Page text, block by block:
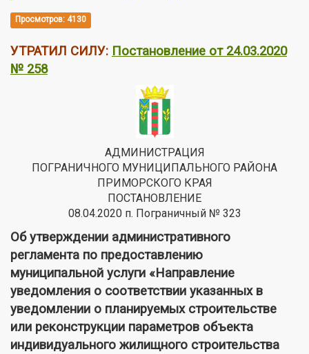
Просмотров: 4130
УТРАТИЛ СИЛУ: Постановление от 24.03.2020
№ 258
АДМИНИСТРАЦИЯ
ПОГРАНИЧНОГО МУНИЦИПАЛЬНОГО РАЙОНА
ПРИМОРСКОГО КРАЯ
ПОСТАНОВЛЕНИЕ
08.04.2020 п. Пограничный № 323
Об утверждении административного
регламента по предоставлению
муниципальной услуги «Направление
уведомления о соответствии указанных в
уведомлении о планируемых строительстве
или реконструкции параметров объекта
индивидуального жилищного строительства